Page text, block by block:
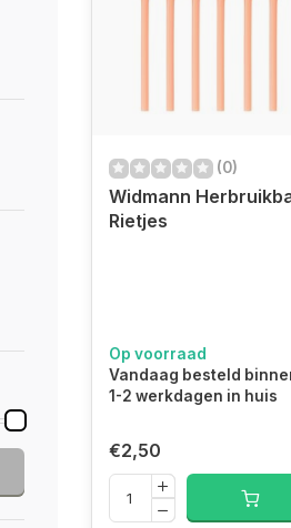
(0)
Widmann
Rietjes
Op voorraad
Vandaag besteld
1-2 werkdagen in huis
€2,50